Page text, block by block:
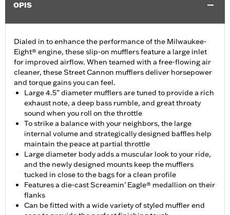
OPIS
Dialed in to enhance the performance of the Milwaukee-
Eight® engine, these slip-on mufflers feature a large inlet
for improved airflow. When teamed with a free-flowing air
cleaner, these Street Cannon mufflers deliver horsepower
and torque gains you can feel.
Large 4.5” diameter mufflers are tuned to provide a rich
exhaust note, a deep bass rumble, and great throaty
sound when you roll on the throttle
To strike a balance with your neighbors, the large
internal volume and strategically designed baffles help
maintain the peace at partial throttle
Large diameter body adds a muscular look to your ride,
and the newly designed mounts keep the mufflers
tucked in close to the bags for a clean profile
Features a die-cast Screamin’ Eagle® medallion on their
flanks
Can be fitted with a wide variety of styled muffler end